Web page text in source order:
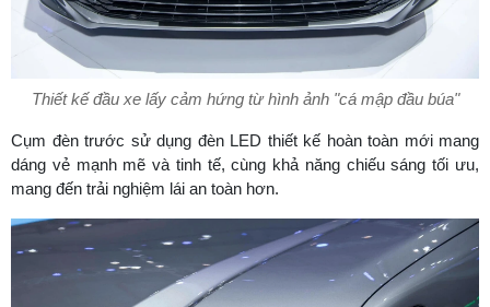
Thiết kế đầu xe lấy cảm hứng từ hình ảnh "cá mập đầu búa"
Cụm đèn trước sử dụng đèn LED thiết kế hoàn toàn mới mang
dáng vẻ mạnh mẽ và tinh tế, cùng khả năng chiếu sáng tối ưu,
mang đến trải nghiệm lái an toàn hơn.